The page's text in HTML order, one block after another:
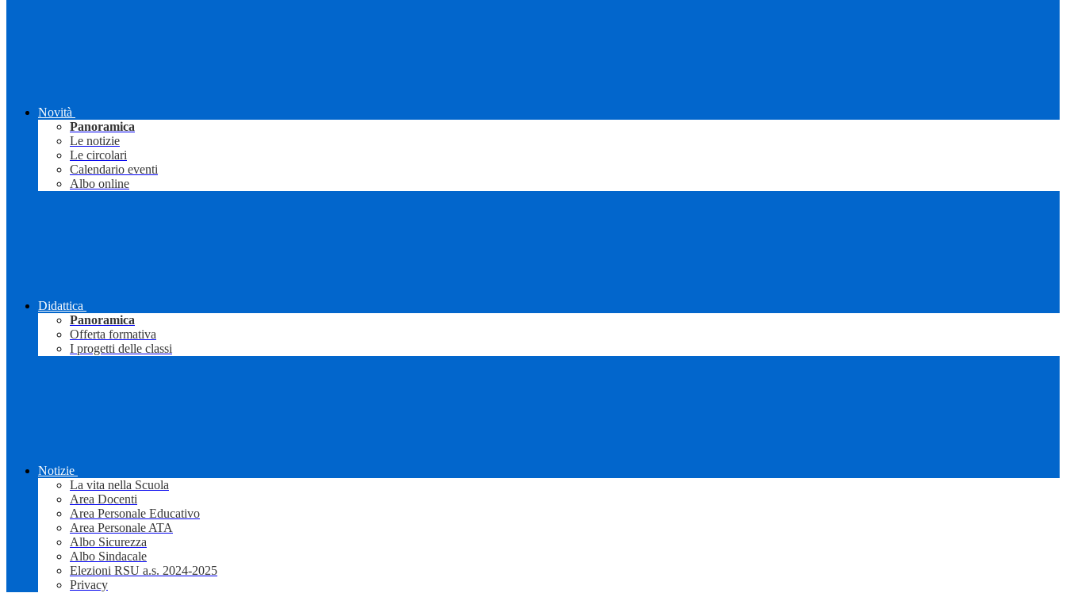
Novità
Panoramica
Le notizie
Le circolari
Calendario eventi
Albo online
Didattica
Panoramica
Offerta formativa
I progetti delle classi
Notizie
La vita nella Scuola
Area Docenti
Area Personale Educativo
Area Personale ATA
Albo Sicurezza
Albo Sindacale
Elezioni RSU a.s. 2024-2025
Privacy